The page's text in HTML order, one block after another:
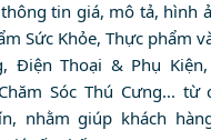
thông tin giá, mô tả, hình
Sức Khỏe, Thực phẩm
Điện Thoại & Phụ
Sóc Thú Cưng... từ
nhằm giúp khách